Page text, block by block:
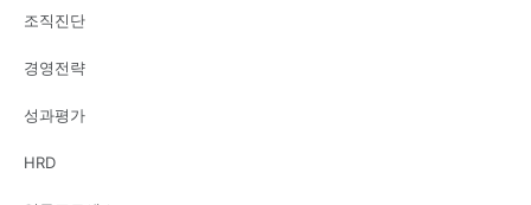
조직진단
경영전략
성과평가
HRD